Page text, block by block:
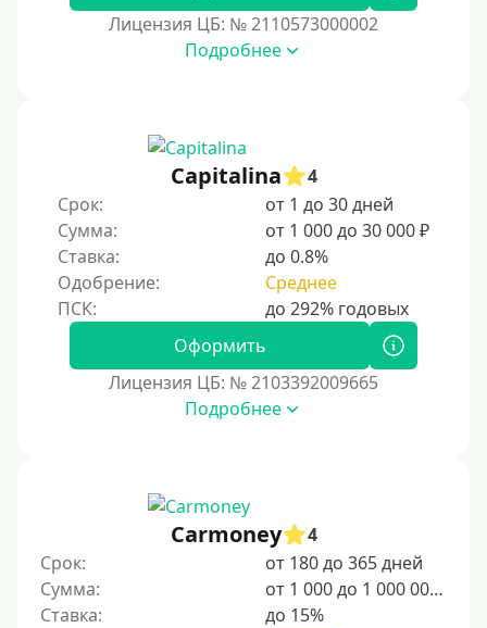
Лицензия ЦБ: № 2110573000002
Подробнее
Capitalina
4
Срок:
от 1 до 30 дней
Сумма:
от 1 000 до 30 000 ₽
Ставка:
до 0.8%
Одобрение:
Среднее
Оформить
Лицензия ЦБ: № 2103392009665
Подробнее
Carmoney
4
Срок:
от 180 до 365 дней
Сумма:
от 1 000 до 1 000 000 ₽
Ставка:
до 15%